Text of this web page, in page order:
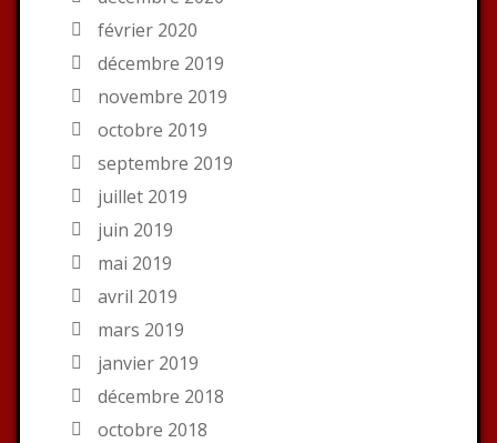
février 2020
décembre 2019
novembre 2019
octobre 2019
septembre 2019
juillet 2019
juin 2019
mai 2019
avril 2019
mars 2019
janvier 2019
décembre 2018
octobre 2018